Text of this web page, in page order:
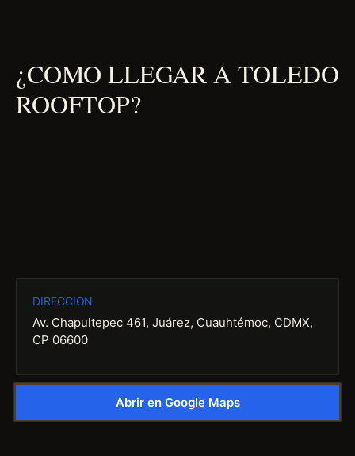
¿COMO LLEGAR A TOLEDO
ROOFTOP?
DIRECCION
Av. Chapultepec 461, Juárez, Cuauhtémoc, CDMX,
CP 06600
Abrir en Google Maps